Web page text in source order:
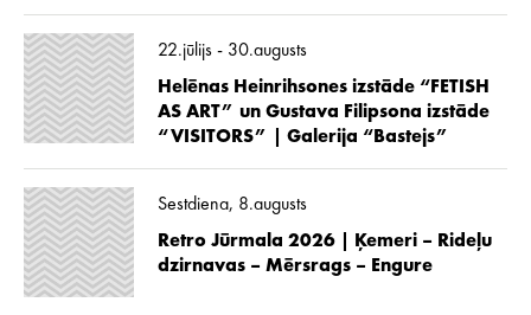
22.jūlijs - 30.augusts
Helēnas Heinrihsones izstāde “FETISH
AS ART” un Gustava Filipsona izstāde
“VISITORS” | Galerija “Bastejs”
Sestdiena, 8.augusts
Retro Jūrmala 2026 | Ķemeri – Rideļu
dzirnavas – Mērsrags – Engure